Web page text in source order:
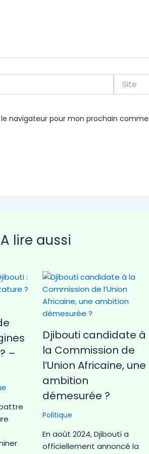
navigateur pour mon prochain
A lire aussi
–
Djibouti candidate à
la Commission de
l’Union Africaine, une
ambition
démesurée ?
Politique
En août 2024, Djibouti a
officiellement annoncé la